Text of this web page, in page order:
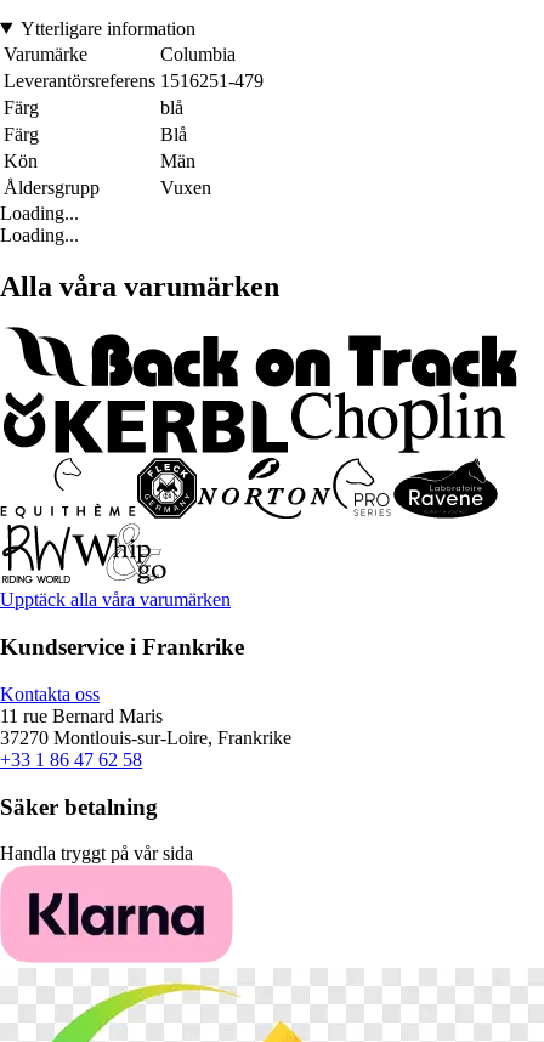
Ytterligare information
Varumärke
Columbia
Leverantörsreferens 1516251-479
Färg
blå
Färg
Blå
Kön
Män
Åldersgrupp
Vuxen
Loading...
Loading...
Alla våra varumärken
Upptäck alla våra varumärken
Kundservice i Frankrike
Kontakta oss
11 rue Bernard Maris
37270 Montlouis-sur-Loire, Frankrike
+33 1 86 47 62 58
Säker betalning
Handla tryggt på vår sida